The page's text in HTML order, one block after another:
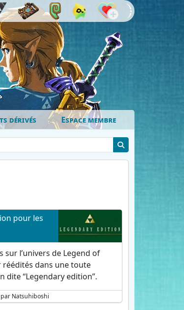
dérivés Espace membre
pour les
sur l’univers de Legend of
réédités dans une toute
dite “Legendary edition”.
par Natsuhiboshi